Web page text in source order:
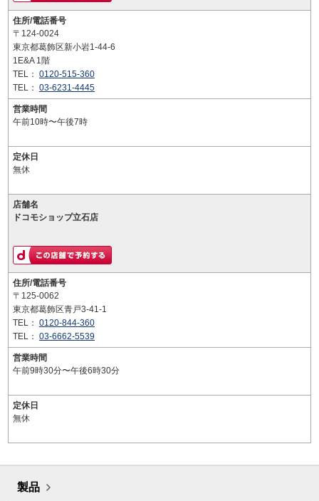
住所/電話番号
〒124-0024
東京都葛飾区新小岩1-44-6
1E&A 1階
TEL： 0120-515-360
TEL： 03-6231-4445
営業時間
午前10時〜午後7時
定休日
無休
店舗名
ドコモショップ立石店
住所/電話番号
〒125-0062
東京都葛飾区青戸3-41-1
TEL： 0120-844-360
TEL： 03-6662-5539
営業時間
午前9時30分〜午後6時30分
定休日
無休
製品